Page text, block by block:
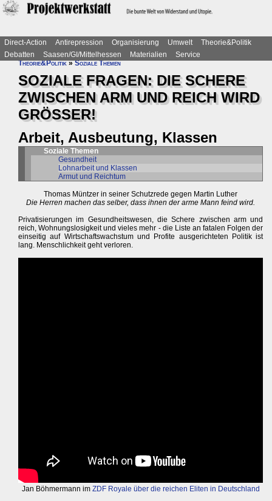
Direct-Action Antirepression Organisierung Umwelt
Theorie&Politik
Debatten
Saasen/GI/Mittelhessen Materialien
Service
Theorie&Politik»Soziale Themen
SOZIALE FRAGEN: DIE SCHERE
ZWISCHEN ARM UND REICH WIRD
GRÖSSER!
Arbeit, Ausbeutung, Klassen
Soziale Themen
Gesundheit
Lohnarbeit und Klassen
Armut und Reichtum
Thomas Müntzer in seiner Schutzrede gegen Martin Luther
Die Herren machen das selber, dass ihnen der arme Mann feind wird.
Privatisierungen im Gesundheitswesen, die Schere zwischen arm und
reich, Wohnungslosigkeit und vieles mehr - die Liste an fatalen Folgen der
einseitig auf Wirtschaftswachstum und Profite ausgerichteten Politik ist
lang. Menschlichkeit geht verloren.
Jan Böhmermann im ZDF Royale über die reichen Eliten in Deutschland